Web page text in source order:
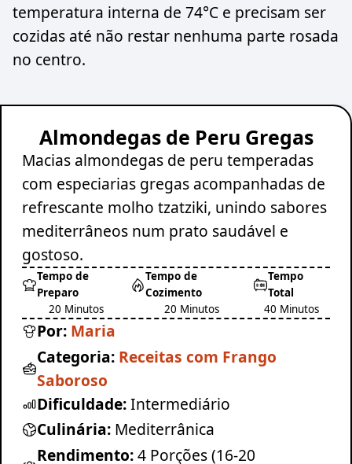
temperatura interna de 74°C e precisam ser
cozidas até não restar nenhuma parte rosada
no centro.
Almondegas de Peru Gregas
Macias almondegas de peru temperadas
com especiarias gregas acompanhadas de
refrescante molho tzatziki, unindo sabores
mediterrâneos num prato saudável e
gostoso.
Tempo de
Preparo
20 Minutos
Tempo de
Cozimento
20 Minutos
Tempo
Total
40 Minutos
Por: Maria
Categoria: Receitas com Frango
Saboroso
Dificuldade:Intermediário
Culinária: Mediterrânica
Rendimento:4 Porções (16-20